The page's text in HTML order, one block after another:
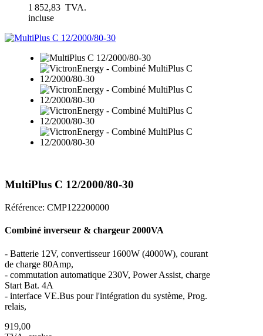
1 852,83 TVA.
incluse
MultiPlus C 12/2000/80-30
Référence: CMP122200000
Combiné inverseur & chargeur 2000VA
- Batterie 12V, convertisseur 1600W (4000W), courant
de charge 80Amp,
- commutation automatique 230V, Power Assist, charge
Start Bat. 4A
- interface VE.Bus pour l'intégration du système, Prog.
relais,
919,00